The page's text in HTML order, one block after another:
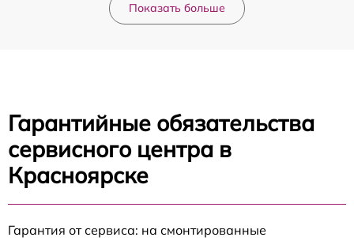
Показать больше
Гарантийные обязательства
сервисного центра в
Красноярске
Гарантия от сервиса: на смонтированные